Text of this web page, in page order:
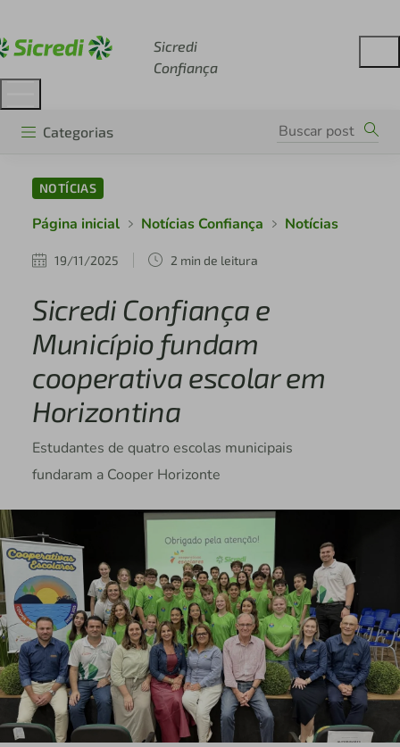
Sicredi
Confiança
Categorias
NOTÍCIAS
Página inicial Notícias Confiança Notícias
19/11/2025 2 min de leitura
Sicredi Confiança e
Município fundam
cooperativa escolar em
Horizontina
Estudantes de quatro escolas municipais
fundaram a Cooper Horizonte